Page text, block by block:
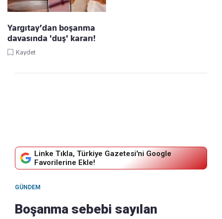
Yargıtay’dan boşanma
davasında 'duş' kararı!
Kaydet
Linke Tıkla, Türkiye Gazetesi'ni Google
Favorilerine Ekle!
GÜNDEM
Boşanma sebebi sayılan